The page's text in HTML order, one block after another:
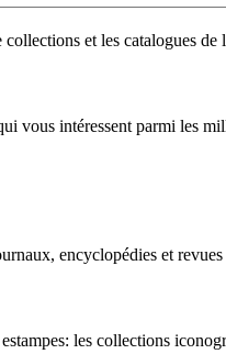
collections et les catalogues
vous intéressent parmi les
encyclopédies et
les collections